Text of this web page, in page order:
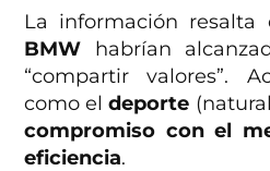
La información resalta
BMW habrían
“compartir valores”.
como eldeporte
compromiso con el
eficiencia.